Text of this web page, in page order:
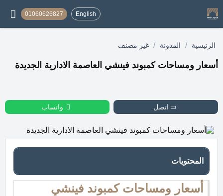
English
01060626827
الرئيسية / المدونة / غير مصنف
أسعار ومساحات كمبوند فينشي العاصمة الادارية الجديدة
اتصل واتساب
المحتويات
أسعار ومساحات كمبوند فينشي